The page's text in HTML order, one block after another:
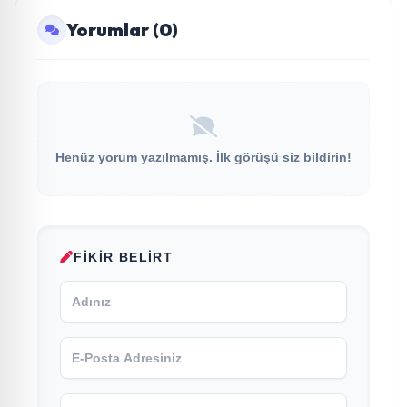
Yorumlar (0)
Henüz yorum yazılmamış. İlk görüşü siz bildirin!
FIKIR BELIRT